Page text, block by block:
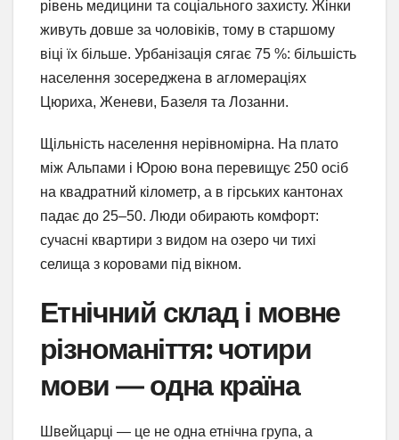
рівень медицини та соціального захисту. Жінки
живуть довше за чоловіків, тому в старшому
віці їх більше. Урбанізація сягає 75 %: більшість
населення зосереджена в агломераціях
Цюриха, Женеви, Базеля та Лозанни.
Щільність населення нерівномірна. На плато
між Альпами і Юрою вона перевищує 250 осіб
на квадратний кілометр, а в гірських кантонах
падає до 25–50. Люди обирають комфорт:
сучасні квартири з видом на озеро чи тихі
селища з коровами під вікном.
Етнічний склад і мовне
різноманіття: чотири
мови — одна країна
Швейцарці — це не одна етнічна група, а